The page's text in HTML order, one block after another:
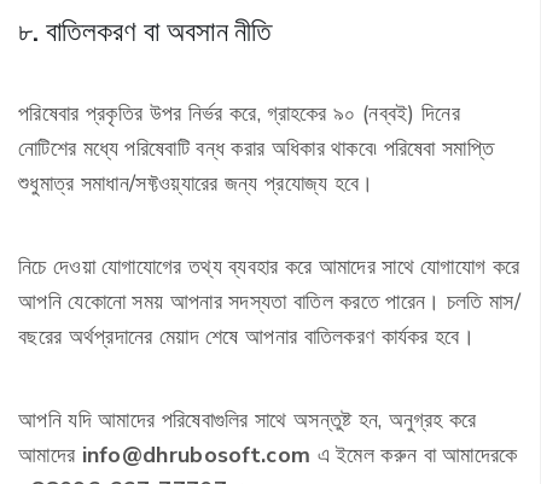
৮. বাতিলকরণ বা অবসান নীতি
পরিষেবার প্রকৃতির উপর নির্ভর করে, গ্রাহকের ৯০ (নব্বই) দিনের
নোটিশের মধ্যে পরিষেবাটি বন্ধ করার অধিকার থাকবে৷ পরিষেবা সমাপ্তি
শুধুমাত্র সমাধান/সফ্টওয়্যারের জন্য প্রযোজ্য হবে।
নিচে দেওয়া যোগাযোগের তথ্য ব্যবহার করে আমাদের সাথে যোগাযোগ করে
আপনি যেকোনো সময় আপনার সদস্যতা বাতিল করতে পারেন। চলতি মাস/
বছরের অর্থপ্রদানের মেয়াদ শেষে আপনার বাতিলকরণ কার্যকর হবে।
আপনি যদি আমাদের পরিষেবাগুলির সাথে অসন্তুষ্ট হন, অনুগ্রহ করে
আমাদের info@dhrubosoft.com এ ইমেল করুন বা আমাদেরকে